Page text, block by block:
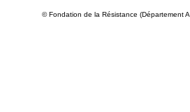
© Fondation de la Résistance (Département